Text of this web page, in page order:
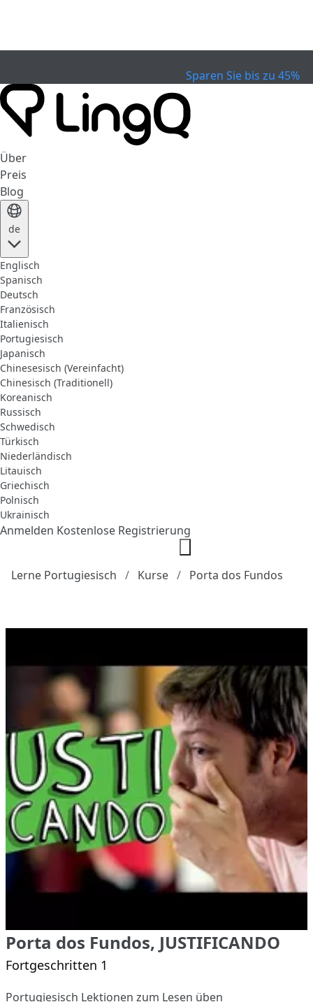
Sparen Sie bis zu 45%
Über
Preis
Blog
de
Englisch
Spanisch
Deutsch
Französisch
Italienisch
Portugiesisch
Japanisch
Chinesesisch (Vereinfacht)
Chinesisch (Traditionell)
Koreanisch
Russisch
Schwedisch
Türkisch
Niederländisch
Litauisch
Griechisch
Polnisch
Ukrainisch
Anmelden Kostenlose Registrierung
Lerne Portugiesisch Kurse Porta dos Fundos
Porta dos Fundos, JUSTIFICANDO
Fortgeschritten 1
Portugiesisch Lektionen zum Lesen üben